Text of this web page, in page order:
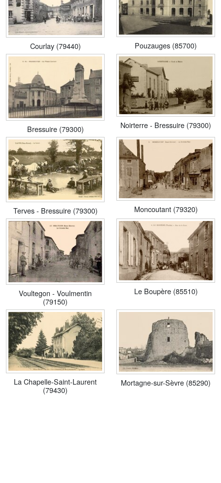
Courlay (79440) Pouzauges (85700)
Bressuire (79300) Noirterre - Bressuire (79300)
Terves - Bressuire (79300) Moncoutant (79320)
Voultegon - Voulmentin
(79150)
Le Boupère (85510)
La Chapelle-Saint-Laurent
(79430)
Mortagne-sur-Sèvre (85290)